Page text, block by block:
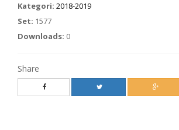
Kategori: 2018-2019
Set: 1577
Downloads: 0
Share